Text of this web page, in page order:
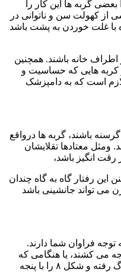
گربه ها این کار را
از کهولت سن و ناتوانی در
با غلت خوردن به پشت باشد
خانه باشند. همچنین
هایی که حساسیت و
لازم است که به دامپزشک
باشند، گربه ها درواقع
ومثل معتادها تقلایشان
رقت انگیز باشد،
رفتار گاه به گاه چندان
می تواند جانشینی باشد
توجه فراوان شما دارند.
می کشند، یا هنگامی که
قدم برمی دارید دور پاهای شما زیکزاگ رفته و شکل ۸ را با پنجه